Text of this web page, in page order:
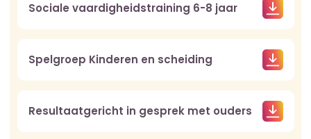
Sociale vaardigheidstraining 6-8 jaar
Spelgroep Kinderen en scheiding
Resultaatgericht in gesprek met ouders